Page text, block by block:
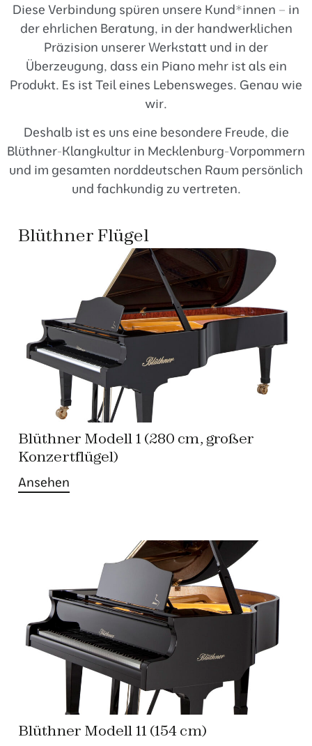
Diese Verbindung spüren unsere Kund*innen – in
der ehrlichen Beratung, in der handwerklichen
Präzision unserer Werkstatt und in der
Überzeugung, dass ein Piano mehr ist als ein
Produkt. Es ist Teil eines Lebensweges. Genau wie
wir.
Deshalb ist es uns eine besondere Freude, die
Blüthner-Klangkultur in Mecklenburg-Vorpommern
und im gesamten norddeutschen Raum persönlich
und fachkundig zu vertreten.
Blüthner Flügel
Blüthner Modell 1 (280 cm, großer
Konzertflügel)
Ansehen
Blüthner Modell 11 (154 cm)